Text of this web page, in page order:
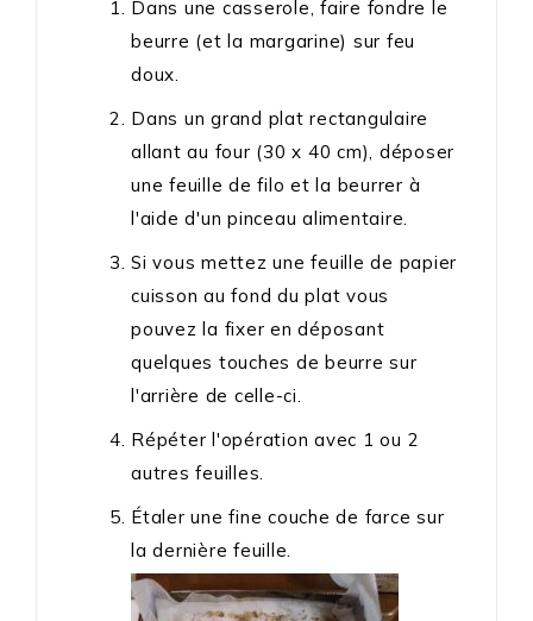
Dans une casserole, faire fondre le
beurre (et la margarine) sur feu
doux.
Dans un grand plat rectangulaire
allant au four (30 x 40 cm), déposer
une feuille de filo et la beurrer à
l'aide d'un pinceau alimentaire.
Si vous mettez une feuille de papier
cuisson au fond du plat vous
pouvez la fixer en déposant
quelques touches de beurre sur
l'arrière de celle-ci.
Répéter l'opération avec 1 ou 2
autres feuilles.
Étaler une fine couche de farce sur
la dernière feuille.